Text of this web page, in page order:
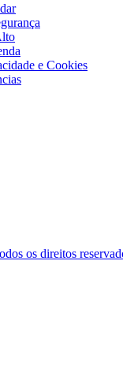
e Cookies
os direitos